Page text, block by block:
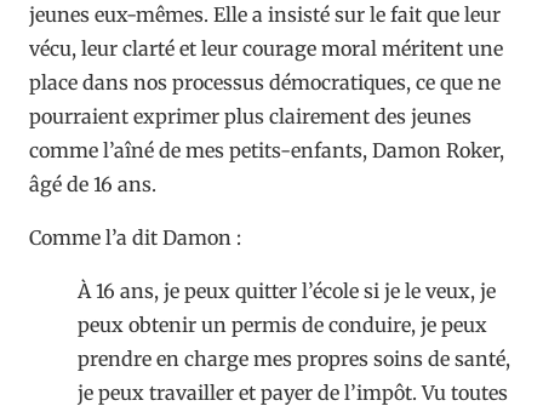
jeunes eux-mêmes. Elle a insisté sur le fait que leur
vécu, leur clarté et leur courage moral méritent une
place dans nos processus démocratiques, ce que ne
pourraient exprimer plus clairement des jeunes
comme l’aîné de mes petits-enfants, Damon Roker,
âgé de 16 ans.
Comme l’a dit Damon :
À 16 ans, je peux quitter l’école si je le veux, je
peux obtenir un permis de conduire, je peux
prendre en charge mes propres soins de santé,
je peux travailler et payer de l’impôt. Vu toutes